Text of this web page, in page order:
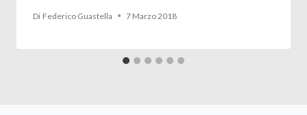
Di Federico Guastella 7 Marzo 2018